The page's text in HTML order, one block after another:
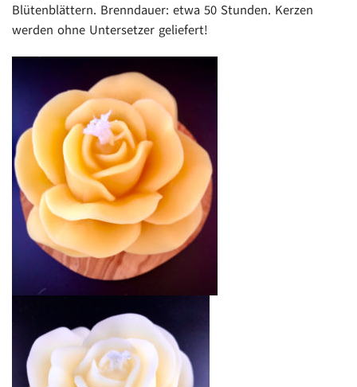
Blütenblättern. Brenndauer: etwa 50 Stunden. Kerzen
werden ohne Untersetzer geliefert!